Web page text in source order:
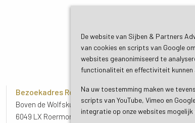
De website van Sijben & Partners
van cookies en scripts van Google
websites geanonimiseerd te
functionaliteit en effectiviteit kunnen
Na uw toestemming maken we
scripts van YouTube, Vimeo en
integratie op onze websites mogelijk
Bezoekadres Roermond
Boven de Wolfskuil 3
6049 LX Roermond
Bezoekadres De Bilt
Soestdijkseweg Zuid
3732 HC De Bilt